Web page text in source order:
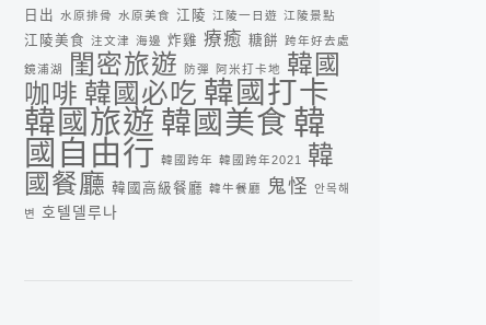
日出 水原排骨 水原美食 江陵 江陵一日遊 江陵景點
江陵美食 注文津 海邊 炸雞 療癒 糖餅 跨年好去處
鏡浦湖 閨密旅遊 防彈 阿米打卡地
韓國
咖啡 韓國必吃 韓國打卡
韓國旅遊 韓國美食 韓
國自由行 韓國跨年 韓國跨年2021
韓
國餐廳 韓國高級餐廳 韓牛餐廳 鬼怪 안목해
변
호텔델루나